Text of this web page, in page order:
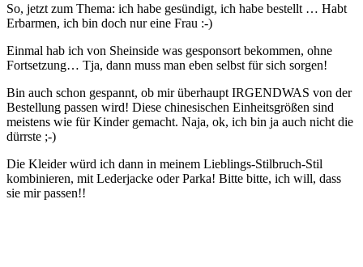
So, jetzt zum Thema: ich habe gesündigt, ich habe bestellt … Habt
Erbarmen, ich bin doch nur eine Frau :-)
Einmal hab ich von Sheinside was gesponsort bekommen, ohne
Fortsetzung… Tja, dann muss man eben selbst für sich sorgen!
Bin auch schon gespannt, ob mir überhaupt IRGENDWAS von der
Bestellung passen wird! Diese chinesischen Einheitsgrößen sind
meistens wie für Kinder gemacht. Naja, ok, ich bin ja auch nicht die
dürrste ;-)
Die Kleider würd ich dann in meinem Lieblings-Stilbruch-Stil
kombinieren, mit Lederjacke oder Parka! Bitte bitte, ich will, dass
sie mir passen!!